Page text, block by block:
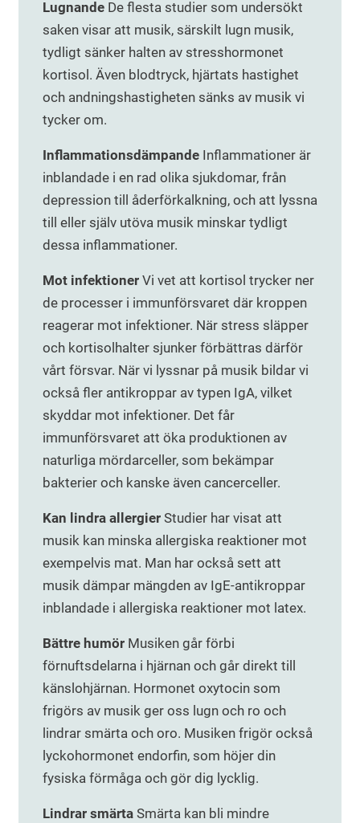
Lugnande De flesta studier som undersökt
saken visar att musik, särskilt lugn musik,
tydligt sänker halten av stresshormonet
kortisol. Även blodtryck, hjärtats hastighet
och andningshastigheten sänks av musik vi
tycker om.
Inflammationsdämpande Inflammationer är
inblandade i en rad olika sjukdomar, från
depression till åderförkalkning, och att lyssna
till eller själv utöva musik minskar tydligt
dessa inflammationer.
Mot infektioner Vi vet att kortisol trycker ner
de processer i immunförsvaret där kroppen
reagerar mot infektioner. När stress släpper
och kortisolhalter sjunker förbättras därför
vårt försvar. När vi lyssnar på musik bildar vi
också fler antikroppar av typen IgA, vilket
skyddar mot infektioner. Det får
immunförsvaret att öka produktionen av
naturliga mördarceller, som bekämpar
bakterier och kanske även cancerceller.
Kan lindra allergier Studier har visat att
musik kan minska allergiska reaktioner mot
exempelvis mat. Man har också sett att
musik dämpar mängden av IgE-antikroppar
inblandade i allergiska reaktioner mot latex.
Bättre humör Musiken går förbi
förnuftsdelarna i hjärnan och går direkt till
känslohjärnan. Hormonet oxytocin som
frigörs av musik ger oss lugn och ro och
lindrar smärta och oro. Musiken frigör också
lyckohormonet endorfin, som höjer din
fysiska förmåga och gör dig lycklig.
Lindrar smärta Smärta kan bli mindre